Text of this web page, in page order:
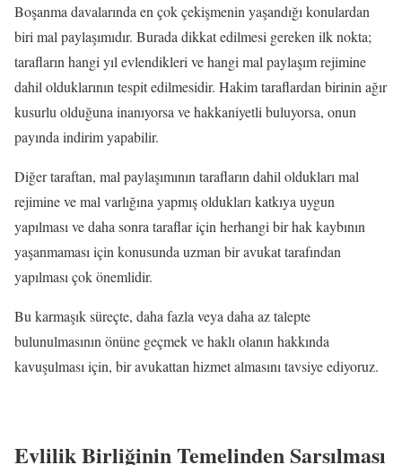
Boşanma davalarında en çok çekişmenin yaşandığı konulardan
biri mal paylaşımıdır. Burada dikkat edilmesi gereken ilk nokta;
tarafların hangi yıl evlendikleri ve hangi mal paylaşım rejimine
dahil olduklarının tespit edilmesidir. Hakim taraflardan birinin ağır
kusurlu olduğuna inanıyorsa ve hakkaniyetli buluyorsa, onun
payında indirim yapabilir.
Diğer taraftan, mal paylaşımının tarafların dahil oldukları mal
rejimine ve mal varlığına yapmış oldukları katkıya uygun
yapılması ve daha sonra taraflar için herhangi bir hak kaybının
yaşanmaması için konusunda uzman bir avukat tarafından
yapılması çok önemlidir.
Bu karmaşık süreçte, daha fazla veya daha az talepte
bulunulmasının önüne geçmek ve haklı olanın hakkında
kavuşulması için, bir avukattan hizmet almasını tavsiye ediyoruz.
Evlilik Birliğinin Temelinden Sarsılması